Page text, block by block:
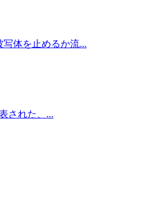
体を止めるか流...
された、...